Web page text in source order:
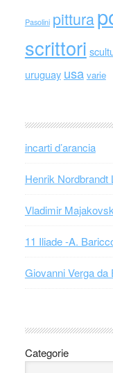
Pasolini pittura
scrittori
uruguay usa varie
incarti d’arancia
Henrik Nordbrandt
Vladimir
11 Iliade -A.
Giovanni Verga da
Categorie